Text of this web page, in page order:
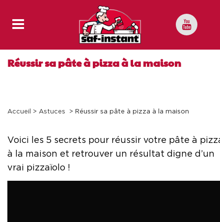
Réussir sa pâte à pizza à la maison
Accueil > Astuces > Réussir sa pâte à pizza à la maison
Voici les 5 secrets pour réussir votre pâte à
à la maison et retrouver un résultat digne d’un
vrai pizzaïolo !